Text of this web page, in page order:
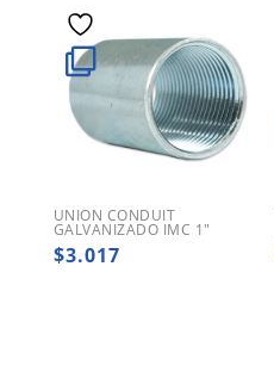
UNION CONDUIT
GALVANIZADO IMC 1″
$3.017